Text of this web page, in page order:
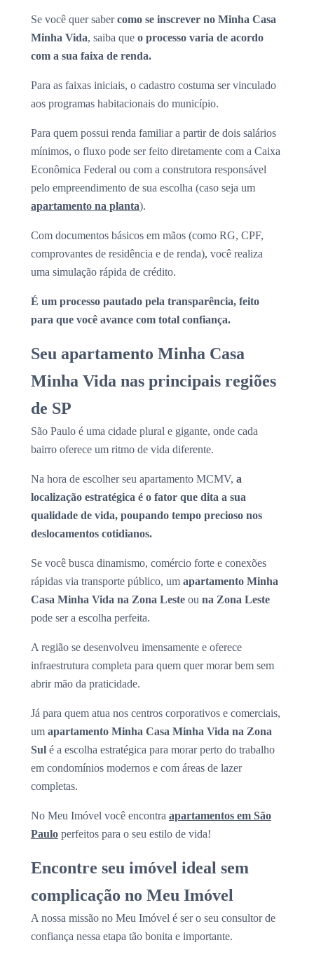
Se você quer sabercomo se inscrever no Minha Casa
Minha Vida, saiba que o processo varia de acordo
com a sua faixa de renda.
Para as faixas iniciais, o cadastro costuma ser vinculado
aos programas habitacionais do município.
Para quem possui renda familiar a partir de dois salários
mínimos, o fluxo pode ser feito diretamente com a Caixa
Econômica Federal ou com a construtora responsável
pelo empreendimento de sua escolha (caso seja um
apartamento na planta).
Com documentos básicos em mãos (como RG, CPF,
comprovantes de residência e de renda), você realiza
uma simulação rápida de crédito.
É um processo pautado pela transparência, feito
para que você avance com total confiança.
Seu apartamento Minha Casa
Minha Vida nas principais regiões
de SP
São Paulo é uma cidade plural e gigante, onde cada
bairro oferece um ritmo de vida diferente.
Na hora de escolher seu apartamento MCMV, a
localização estratégica é o fator que dita a sua
qualidade de vida, poupando tempo precioso nos
deslocamentos cotidianos.
Se você busca dinamismo, comércio forte e conexões
rápidas via transporte público, um apartamento Minha
Casa Minha Vida na Zona Leste ou na Zona Leste
pode ser a escolha perfeita.
A região se desenvolveu imensamente e oferece
infraestrutura completa para quem quer morar bem sem
abrir mão da praticidade.
Já para quem atua nos centros corporativos e comerciais,
um apartamento Minha Casa Minha Vida na Zona
Sul é a escolha estratégica para morar perto do trabalho
em condomínios modernos e com áreas de lazer
completas.
No Meu Imóvel você encontra apartamentos em São
Paulo perfeitos para o seu estilo de vida!
Encontre seu imóvel ideal sem
complicação no Meu Imóvel
A nossa missão no Meu Imóvel é ser o seu consultor de
confiança nessa etapa tão bonita e importante.